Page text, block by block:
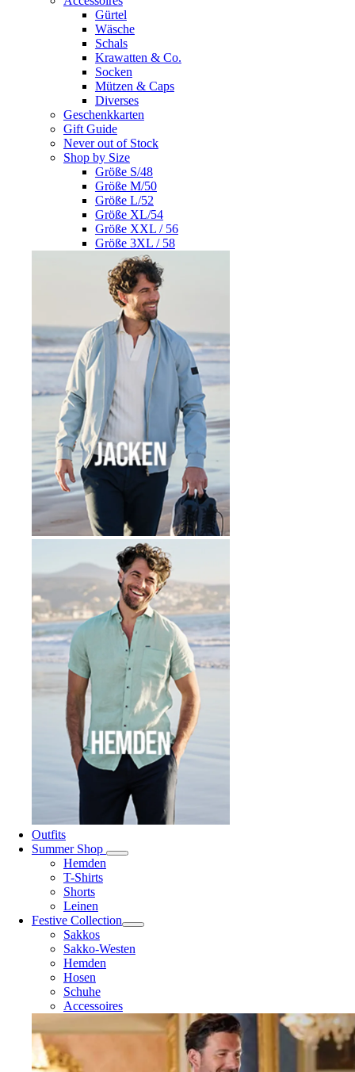
Gürtel
Wäsche
Schals
Krawatten & Co.
Socken
Mützen & Caps
Diverses
Geschenkkarten
Gift Guide
Never out of Stock
Shop by Size
Größe S/48
Größe M/50
Größe L/52
Größe XL/54
Größe XXL / 56
Größe 3XL / 58
Outfits
Summer Shop
Hemden
T-Shirts
Shorts
Leinen
Festive Collection
Sakkos
Sakko-Westen
Hemden
Hosen
Schuhe
Accessoires